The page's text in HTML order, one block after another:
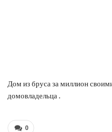
Дом из бруса за миллион
домовладельца .
0